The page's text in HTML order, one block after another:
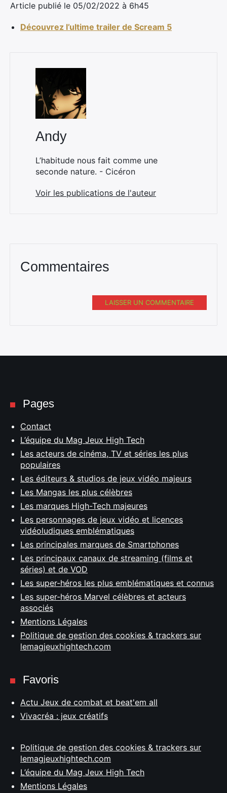
Article publié le 05/02/2022 à 6h45
Découvrez l’ultime trailer de Scream 5
Andy
L’habitude nous fait comme une
seconde nature. - Cicéron
Voir les publications de l'auteur
Commentaires
LAISSER UN COMMENTAIRE
Pages
Contact
L’équipe du Mag Jeux High Tech
Les acteurs de cinéma, TV et séries les plus
populaires
Les éditeurs & studios de jeux vidéo majeurs
Les Mangas les plus célèbres
Les marques High-Tech majeures
Les personnages de jeux vidéo et licences
vidéoludiques emblématiques
Les principales marques de Smartphones
Les principaux canaux de streaming (films et
séries) et de VOD
Les super-héros les plus emblématiques et connus
Les super-héros Marvel célèbres et acteurs
associés
Mentions Légales
Politique de gestion des cookies & trackers sur
lemagjeuxhightech.com
Favoris
Actu Jeux de combat et beat'em all
Vivacréa : jeux créatifs
Politique de gestion des cookies & trackers sur
lemagjeuxhightech.com
L’équipe du Mag Jeux High Tech
Mentions Légales